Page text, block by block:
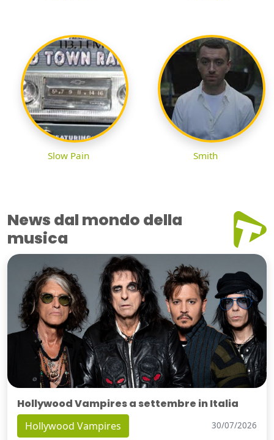
Slow Pain Smith
News dal mondo della
musica
Hollywood Vampires a settembre in Italia
Hollywood Vampires 30/07/2026